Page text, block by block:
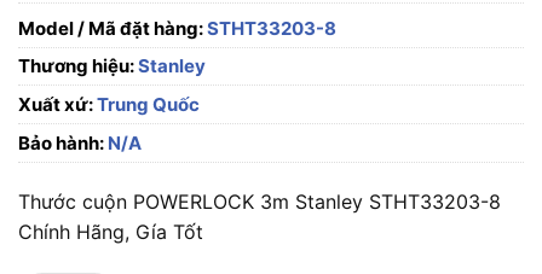
Model / Mã đặt hàng:STHT33203-8
Thương hiệu:Stanley
Xuất xứ:Trung Quốc
Bảo hành: N/A
Thước cuộn POWERLOCK 3m Stanley STHT33203-8
Chính Hãng, Gía Tốt